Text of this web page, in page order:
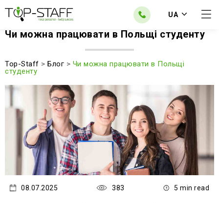
UA
Чи можна працювати в Польщі студенту
Top-Staff > Блог > Чи можна працювати в Польщі
студенту
08.07.2025 383 5 min read